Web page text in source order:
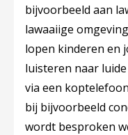
bijvoorbeeld aan
lawaaiige
lopen kinderen en
luisteren naar
via een
bij bijvoorbeeld
wordt besproken